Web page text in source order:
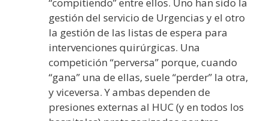
“compitiendo” entre ellos. Uno han sido la
gestión del servicio de Urgencias y el otro
la gestión de las listas de espera para
intervenciones quirúrgicas. Una
competición “perversa” porque, cuando
“gana” una de ellas, suele “perder” la otra,
y viceversa. Y ambas dependen de
presiones externas al HUC (y en todos los